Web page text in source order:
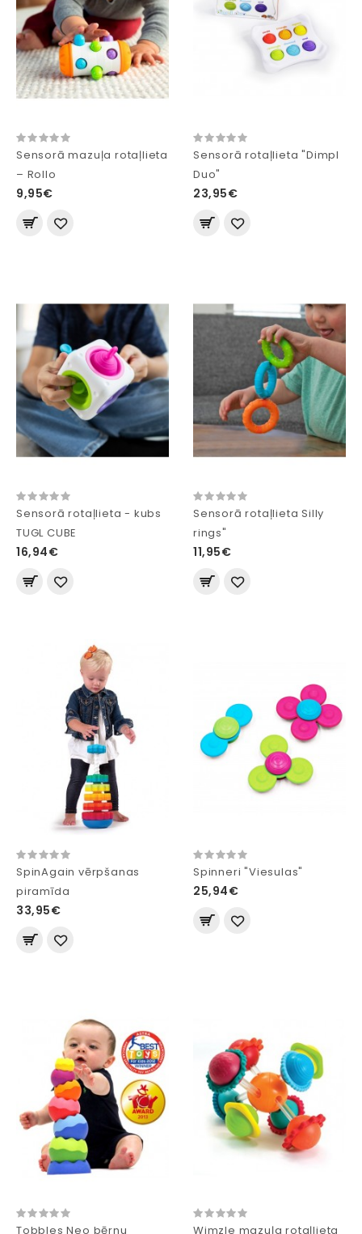
Sensorā mazuļa rotaļlieta
– Rollo
9,95€
Sensorā rotaļlieta "Dimpl
Duo"
23,95€
Sensorā rotaļlieta - kubs
TUGL CUBE
16,94€
Sensorā rotaļlieta Silly
rings"
11,95€
SpinAgain vērpšanas
piramīda
33,95€
Spinneri "Viesulas"
25,94€
Tobbles Neo bērnu
Wimzle mazuļa rotaļlieta